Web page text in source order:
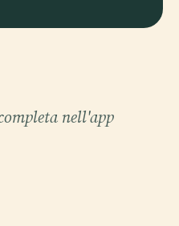
nell'app